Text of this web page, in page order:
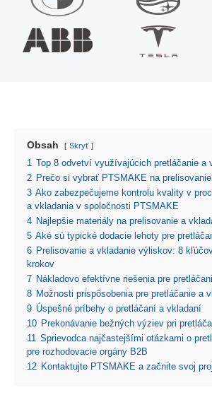
Obsah Skryť
1
Top 8 odvetví využívajúcich pretláčanie a
2 Prečo si vybrať PTSMAKE na
3 Ako zabezpečujeme kontrolu kvality v
a vkladania v spoločnosti PTSMAKE
4 Najlepšie materiály na prelisovanie a
5 Aké sú typické dodacie lehoty pre
6 Prelisovanie a vkladanie výliskov: 8
krokov
7 Nákladovo efektívne riešenia pre
8 Možnosti prispôsobenia pre pretláčanie a
9 Úspešné príbehy o pretláčaní a vkladaní
10 Prekonávanie bežných výziev pri
11
Sprievodca najčastejšími otázkami o
pre rozhodovacie orgány B2B
12 Kontaktujte PTSMAKE a začnite svoj